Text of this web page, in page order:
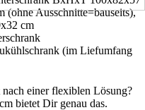
(ohne Ausschnitte=bauseits),
cm
(im Liefumfang
einer flexiblen Lösung?
bietet Dir genau das.